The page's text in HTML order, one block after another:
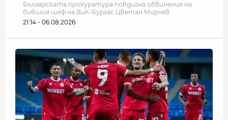
Българската прокуратура повдигна обвинения на
бившия шеф на ВиК-Бургас Цветан Мирчев
21:14 - 06.08.2026